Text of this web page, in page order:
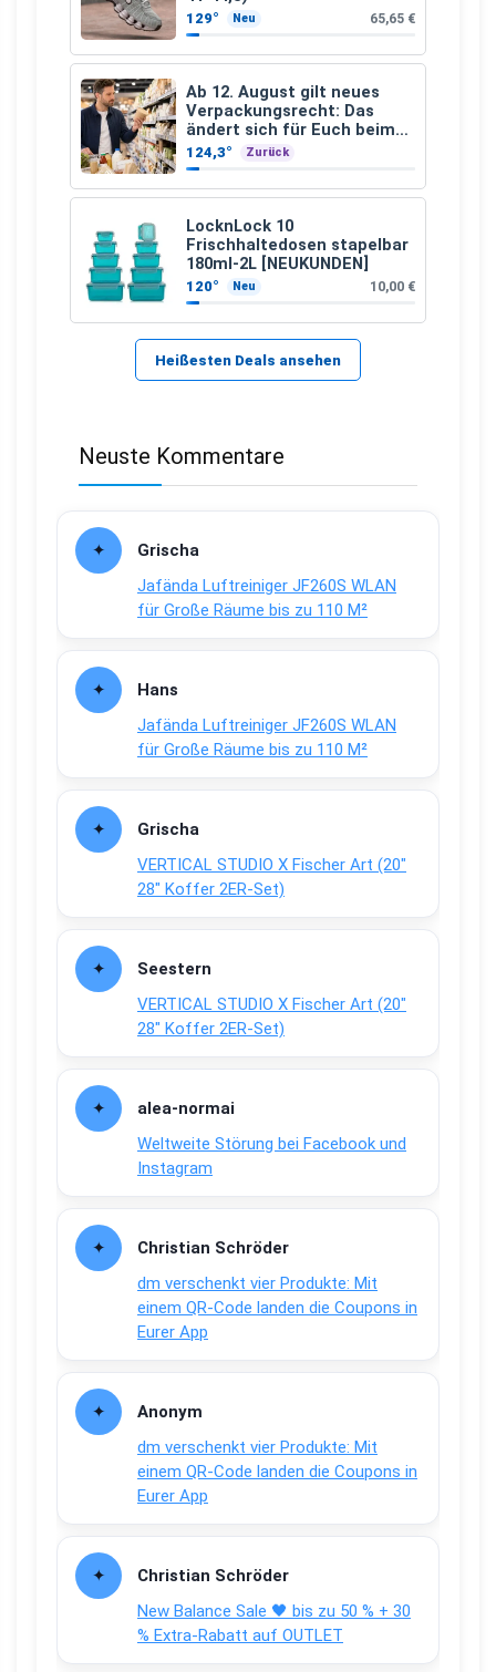
129° Neu 65,65 €
Ab 12. August gilt neues
Verpackungsrecht: Das
ändert sich für Euch beim
Einkauf
124,3° Zurück
LocknLock 10
Frischhaltedosen stapelbar
180ml-2L [NEUKUNDEN]
120° Neu 10,00 €
Heißesten Deals ansehen
Neuste Kommentare
Grischa
Jafända Luftreiniger JF260S WLAN
für Große Räume bis zu 110 M²
Hans
Jafända Luftreiniger JF260S WLAN
für Große Räume bis zu 110 M²
Grischa
VERTICAL STUDIO X Fischer Art (20″
28″ Koffer 2ER-Set)
Seestern
VERTICAL STUDIO X Fischer Art (20″
28″ Koffer 2ER-Set)
alea-normai
Weltweite Störung bei Facebook und
Instagram
Christian Schröder
dm verschenkt vier Produkte: Mit
einem QR-Code landen die Coupons in
Eurer App
Anonym
dm verschenkt vier Produkte: Mit
einem QR-Code landen die Coupons in
Eurer App
Christian Schröder
New Balance Sale 🖤 bis zu 50 % + 30
% Extra-Rabatt auf OUTLET